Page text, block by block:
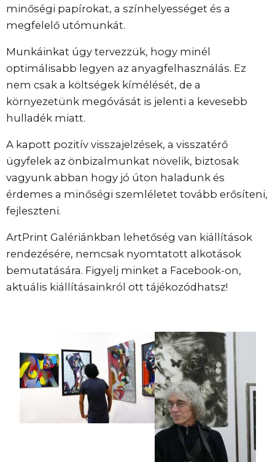
minőségi papírokat, a színhelyességet és a
megfelelő utómunkát.
Munkáinkat úgy tervezzük, hogy minél
optimálisabb legyen az anyagfelhasználás. Ez
nem csak a költségek kímélését, de a
környezetünk megóvását is jelenti a kevesebb
hulladék miatt.
A kapott pozitív visszajelzések, a visszatérő
ügyfelek az önbizalmunkat növelik, biztosak
vagyunk abban hogy jó úton haladunk és
érdemes a minőségi szemléletet tovább erősíteni,
fejleszteni.
ArtPrint Galériánkban lehetőség van kiállítások
rendezésére, nemcsak nyomtatott alkotások
bemutatására. Figyelj minket a Facebook-on,
aktuális kiállításainkról ott tájékozódhatsz!